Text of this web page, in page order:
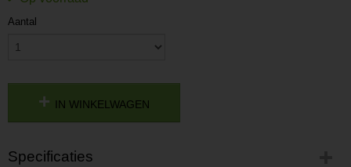
Aantal
IN WINKELWAGEN
Specificaties